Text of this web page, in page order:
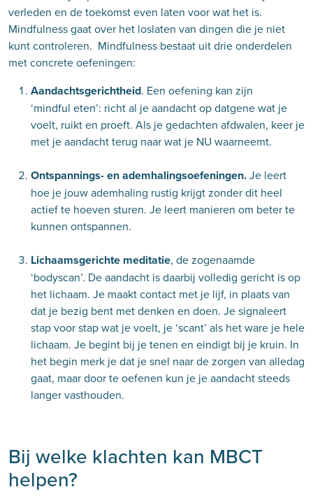
verleden en de toekomst even laten voor wat het is.
Mindfulness gaat over het loslaten van dingen die je niet
kunt controleren. Mindfulness bestaat uit drie onderdelen
met concrete oefeningen:
Aandachtsgerichtheid. Een oefening kan zijn
‘mindful eten’: richt al je aandacht op datgene wat je
voelt, ruikt en proeft. Als je gedachten afdwalen, keer je
met je aandacht terug naar wat je NU waarneemt.
Ontspannings- en ademhalingsoefeningen.Je leert
hoe je jouw ademhaling rustig krijgt zonder dit heel
actief te hoeven sturen. Je leert manieren om beter te
kunnen ontspannen.
Lichaamsgerichte meditatie, de zogenaamde
‘bodyscan’. De aandacht is daarbij volledig gericht is op
het lichaam. Je maakt contact met je lijf, in plaats van
dat je bezig bent met denken en doen. Je signaleert
stap voor stap wat je voelt, je ‘scant’ als het ware je hele
lichaam. Je begint bij je tenen en eindigt bij je kruin. In
het begin merk je dat je snel naar de zorgen van alledag
gaat, maar door te oefenen kun je je aandacht steeds
langer vasthouden.
Bij welke klachten kan MBCT
helpen?